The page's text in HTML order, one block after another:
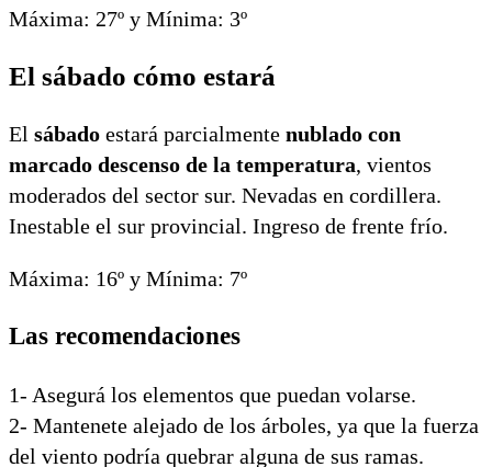
Máxima: 27º y Mínima: 3º
El sábado cómo estará
El sábado estará parcialmente nublado con
marcado descenso de la temperatura, vientos
moderados del sector sur. Nevadas en cordillera.
Inestable el sur provincial. Ingreso de frente frío.
Máxima: 16º y Mínima: 7º
Las recomendaciones
1- Asegurá los elementos que puedan volarse.
2- Mantenete alejado de los árboles, ya que la fuerza
del viento podría quebrar alguna de sus ramas.